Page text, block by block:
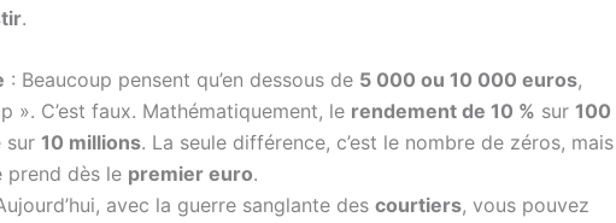
.
: Beaucoup pensent qu’en dessous de 5 000 ou 10 000 euros,
». C’est faux. Mathématiquement, le rendement de 10 % sur 100
sur 10 millions. La seule différence, c’est le nombre de zéros, mais
prend dès le premier euro.
avec la guerre sanglante des courtiers, vous pouvez